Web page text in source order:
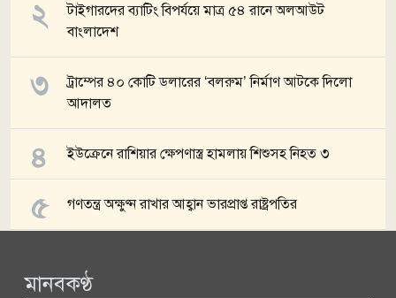
টাইগারদের ব্যাটিং বিপর্যয়ে মাত্র ৫৪ রানে অলআউট
বাংলাদেশ
ট্রাম্পের ৪০ কোটি ডলারের ‘বলরুম’ নির্মাণ আটকে দিলো
আদালত
ইউক্রেনে রাশিয়ার ক্ষেপণাস্ত্র হামলায় শিশুসহ নিহত ৩
গণতন্ত্র অক্ষুণ্ন রাখার আহ্বান ভারপ্রাপ্ত রাষ্ট্রপতির
মানবকণ্ঠ